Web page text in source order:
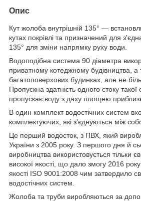
Опис
Кут жолоба внутрішній 135° —
кутах покрівлі та призначений для
135° для зміни напрямку руху води.
Водоподібна система 90 діаметра
приватному котеджному будівництва, а
багатоповерхових будинках, але не
Пропускна здатність одного стоку
пропускає воду з даху площею
В один комплект водостічних систем
комплектуючих, які з'єднуються між
Це перший водосток, з ПВХ, який
України з 2005 року. З першого дня й
виробництва використовується тільки
високої якості, що дало змогу 2016
якості ISO 9001:2008 чим затвердило
водостічних систем.
Жолоба та труби виробляються за